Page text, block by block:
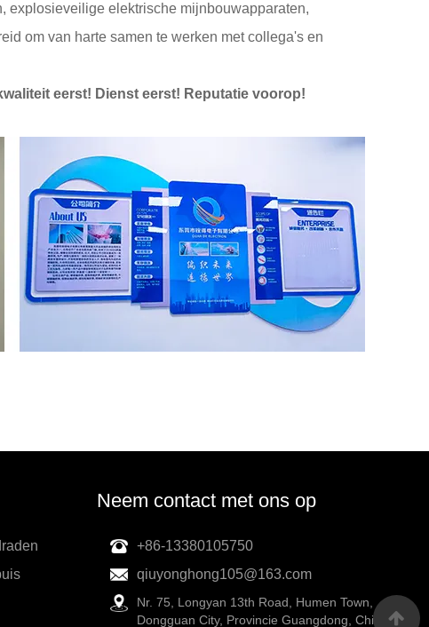
explosieveilige elektrische mijnbouwapparaten,
om van harte samen te werken met collega's en
eerst! Dienst eerst! Reputatie voorop!
Neem contact met ons op
+86-13380105750
qiuyonghong105@163.com
Nr. 75, Longyan 13th Road, Humen Town,
Dongguan City, Provincie Guangdong, China